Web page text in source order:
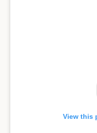
View this